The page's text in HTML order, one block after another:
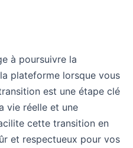
à poursuivre la
plateforme lorsque vous
est une étape clé
vie réelle et une
cette transition en
et respectueux pour vos